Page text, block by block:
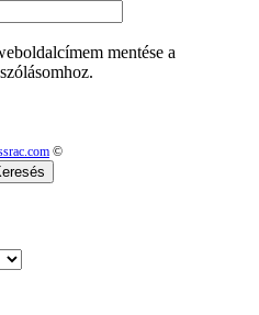
mentése a
©